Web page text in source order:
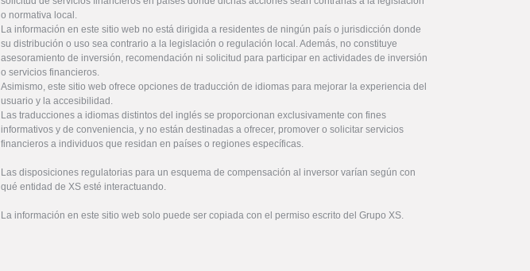
o normativa local.
La información en este sitio web no está dirigida a residentes de ningún país o jurisdicción donde
su distribución o uso sea contrario a la legislación o regulación local. Además, no constituye
asesoramiento de inversión, recomendación ni solicitud para participar en actividades de inversión
o servicios financieros.
Asimismo, este sitio web ofrece opciones de traducción de idiomas para mejorar la experiencia del
usuario y la accesibilidad.
Las traducciones a idiomas distintos del inglés se proporcionan exclusivamente con fines
informativos y de conveniencia, y no están destinadas a ofrecer, promover o solicitar servicios
financieros a individuos que residan en países o regiones específicas.
Las disposiciones regulatorias para un esquema de compensación al inversor varían según con
qué entidad de XS esté interactuando.
La información en este sitio web solo puede ser copiada con el permiso escrito del Grupo XS.